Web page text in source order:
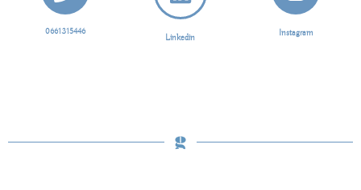
0661315446
Linkedin Instagram